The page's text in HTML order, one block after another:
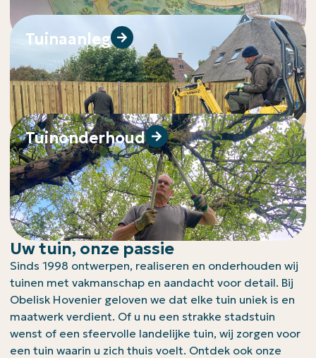
Tuinaanleg
Tuinonderhoud
Uw tuin, onze passie
Sinds 1998 ontwerpen, realiseren en onderhouden wij
tuinen met vakmanschap en aandacht voor detail. Bij
Obelisk Hovenier geloven we dat elke tuin uniek is en
maatwerk verdient. Of u nu een strakke stadstuin
wenst of een sfeervolle landelijke tuin, wij zorgen voor
een tuin waarin u zich thuis voelt. Ontdek ook onze